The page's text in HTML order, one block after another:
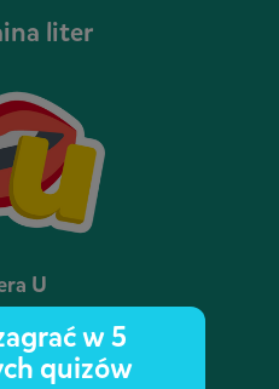
Squli
liter
U
U i małą literkę u!
w 5
quizów